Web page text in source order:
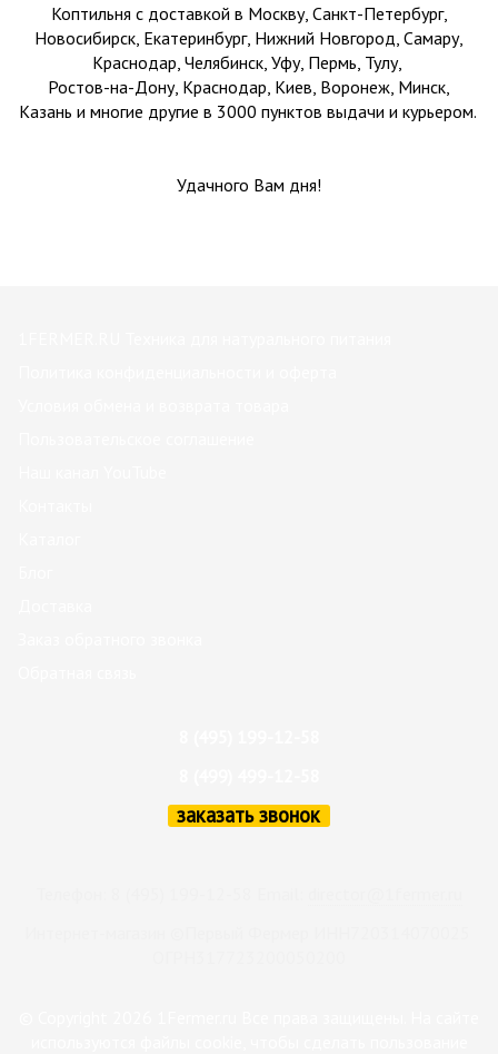
Коптильня с доставкой в Москву, Санкт-Петербург,
Новосибирск, Екатеринбург, Нижний Новгород, Самару,
Краснодар, Челябинск, Уфу, Пермь, Тулу,
Ростов-на-Дону, Краснодар, Киев, Воронеж, Минск,
Казань и многие другие в 3000 пунктов выдачи и курьером.
Удачного Вам дня!
заказать звонок